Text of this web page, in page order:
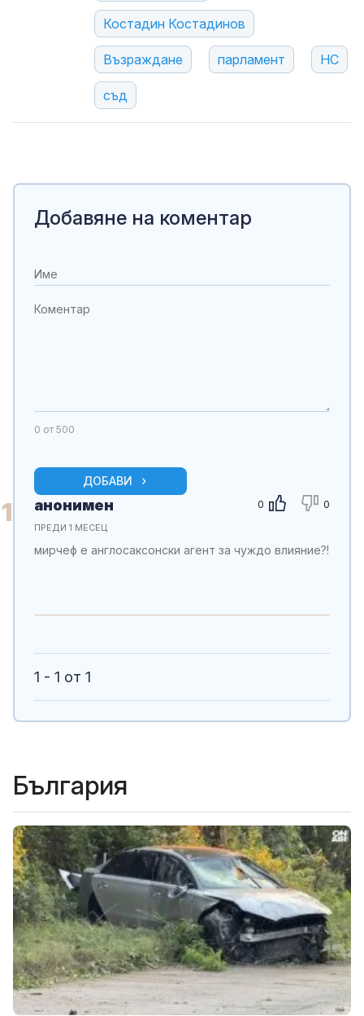
Костадин Костадинов
Възраждане парламент НС
съд
Добавяне на коментар
0 от 500
ДОБАВИ
1 0 0
анонимен
ПРЕДИ 1 МЕСЕЦ
мирчеф е англосаксонски агент за чуждо влияние?!
1 - 1 от 1
България